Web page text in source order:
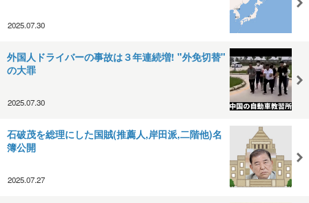
2025.07.30
外国人ドライバーの事故は３年連続増! "外免切替"
の大罪
2025.07.30
石破茂を総理にした国賊(推薦人,岸田派,二階他)名
簿公開
2025.07.27